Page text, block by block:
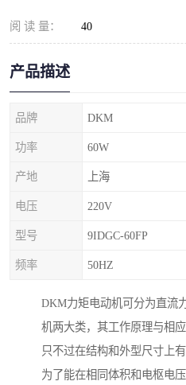
阅 读 量： 40
产品描述
品牌 DKM
功率 60W
产地 上海
电压 220V
型号 9IDGC-60FP
频率 50HZ
DKM力矩电动机可分为直流
机两大类，其工作原理与相
只不过在结构和外型尺寸上
为了能在相同体积和电枢电